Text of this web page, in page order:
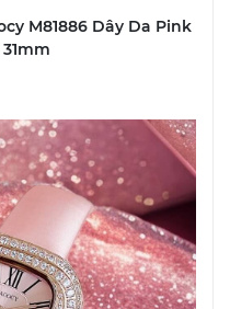
M81886 Dây Da Pink